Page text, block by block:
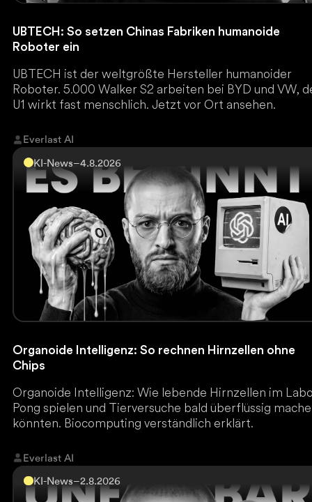
UBTECH: So setzen Chinas Fabriken humanoide
Roboter ein
UBTECH ist der weltgrößte Hersteller humanoider
Roboter. 5.000 Walker S2 arbeiten bei BYD und VW,
U1 wirkt fast menschlich. Jetzt vor Ort ansehen.
Everlast AI
KI-News–4.8.2026
Organoide Intelligenz: So rechnen Hirnzellen ohne
Chips
Organoide Intelligenz: Wie lebende Hirnzellen im
Pong spielen und Tierversuche bald überflüssig
könnten. Biocomputing verständlich erklärt.
Everlast AI
KI-News–2.8.2026